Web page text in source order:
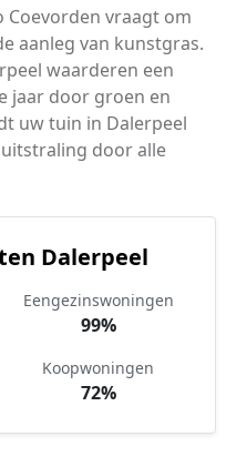
Coevorden vraagt om
aanleg van kunstgras.
waarderen een
jaar door groen en
uw tuin in Dalerpeel
door alle
Dalerpeel
Eengezinswoningen
99%
Koopwoningen
72%